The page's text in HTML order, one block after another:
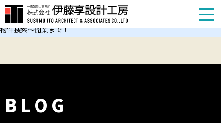
TOP
お知らせ
物件捜索～開業まで！
BLOG